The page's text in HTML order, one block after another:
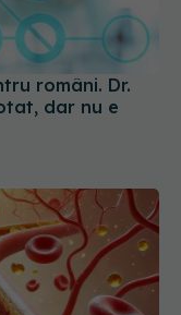
români. Dr.
dar nu e